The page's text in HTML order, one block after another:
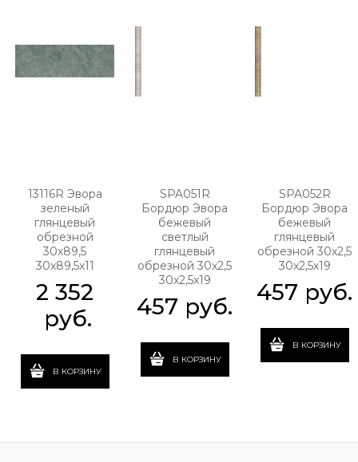
13116R Эвора
зеленый
глянцевый
обрезной
30х89,5
30x89,5x11
2 352
руб.
В КОРЗИНУ
SPA051R
Бордюр Эвора
бежевый
светлый
глянцевый
обрезной 30х2,5
30x2,5x19
457 руб.
В КОРЗИНУ
SPA052R
Бордюр Эвора
бежевый
глянцевый
обрезной 30х2,5
30x2,5x19
457 руб.
В КОРЗИНУ